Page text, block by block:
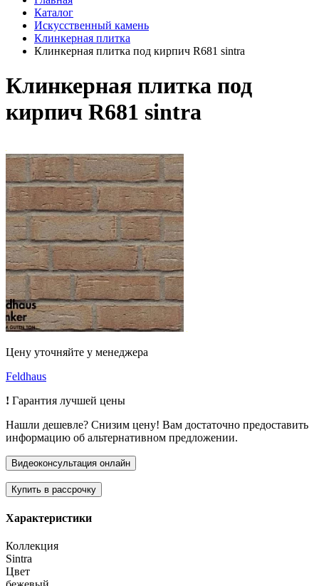
Каталог
Искусственный камень
Клинкерная плитка
Клинкерная плитка под кирпич R681 sintra
Клинкерная плитка под
кирпич R681 sintra
Цену уточняйте у менеджера
Feldhaus
! Гарантия лучшей цены
Нашли дешевле? Снизим цену! Вам достаточно предоставить
информацию об альтернативном предложении.
Характеристики
Коллекция
Sintra
Цвет